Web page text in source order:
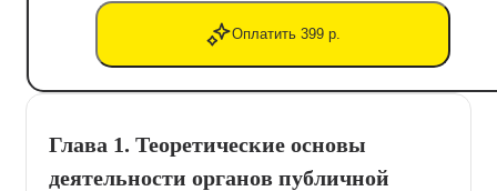
Оплатить 399 р.
Глава 1. Теоретические основы
деятельности органов публичной